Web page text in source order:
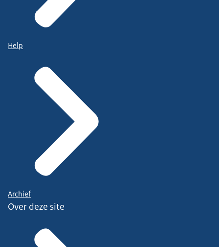
Help
Archief
Over deze site